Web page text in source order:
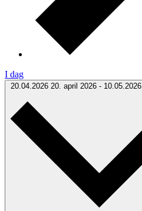
I dag
20.04.2026 20. april 2026 - 10.05.2026